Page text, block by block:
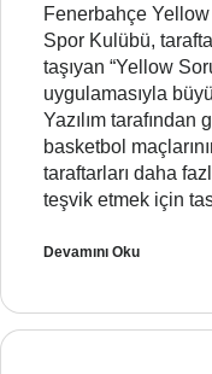
Fenerbahçe
Spor Kulübü,
taşıyan “Yellow
uygulamasıyla
Yazılım
basketbol
taraftarları daha
teşvik etmek için
Devamını Oku